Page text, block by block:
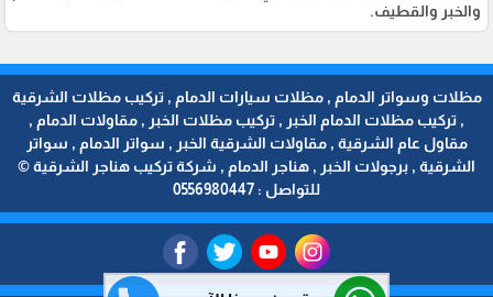
والخبر والقطيف.
مظلات وسواتر الدمام , مظلات سيارات الدمام , تركيب مظلات الشرقية
, تركيب مظلات الدمام الخبر , تركيب مظلات الخبر , مقاولات الدمام ,
مقاول عام الشرقية , مقاولات الشرقية الخبر , سواتر الدمام , سواتر
الشرقية , برجولات الخبر , هناجر الدمام , شركة تركيب هناجر الشرقية ©
للتواصل : 0556980447